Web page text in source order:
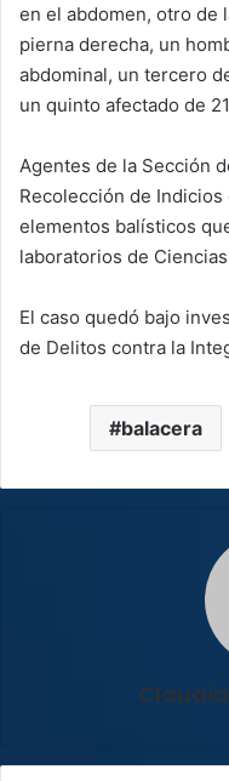
en el abdomen, otro de
pierna derecha, un
abdominal, un tercero
un quinto afectado de
Agentes de la Sección
Recolección de
elementos balísticos
laboratorios de
El caso quedó bajo
de Delitos contra la
balacera